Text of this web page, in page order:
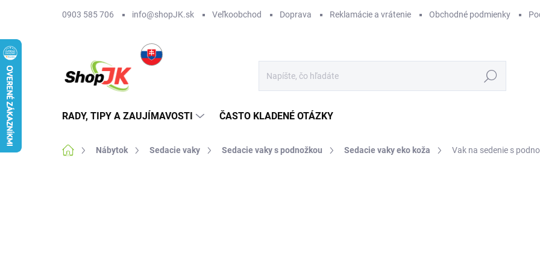
0903 585 706 info@shopJK.sk Veľkoobchod Doprava Reklamácie a vrátenie Obchodné podmienky
Hľadať
RADY, TIPY A ZAUJÍMAVOSTI ČASTO KLADENÉ OTÁZKY
DomovNábytok Sedacie vaky Sedacie vaky s podnožkou Sedacie vaky eko koža Vak na sedenie s